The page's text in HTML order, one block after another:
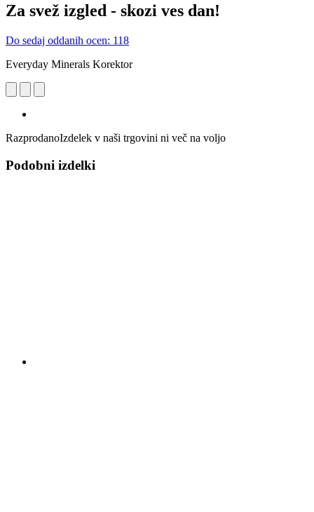
Za svež izgled - skozi ves dan!
Do sedaj oddanih ocen: 118
Everyday Minerals Korektor
RazprodanoIzdelek v naši trgovini ni več na voljo
Podobni izdelki